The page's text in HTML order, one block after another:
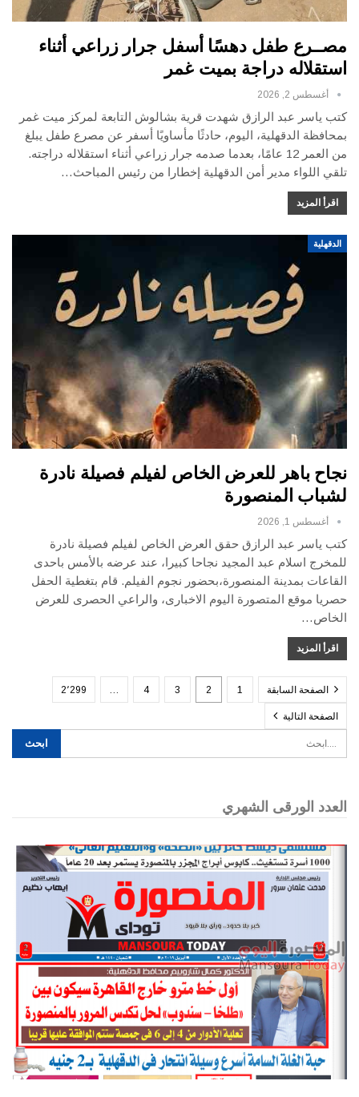
مصــرع طفل دهسًا أسفل جرار زراعي أثناء
استقلاله دراجة بميت غمر
أغسطس 2, 2026
كتب ياسر عبد الرازق شهدت قرية بشالوش التابعة لمركز ميت غمر
بمحافظة الدقهلية، اليوم، حادثًا مأساويًا أسفر عن مصرع طفل يبلغ
من العمر 12 عامًا، بعدما صدمه جرار زراعي أثناء استقلاله دراجته.
تلقي اللواء مدير أمن الدقهلية إخطارا من رئيس المباحث…
اقرأ المزيد
الدقهلية
نجاح باهر للعرض الخاص لفيلم فصيلة نادرة
لشباب المنصورة
أغسطس 1, 2026
كتب ياسر عبد الرازق حقق العرض الخاص لفيلم فصيلة نادرة
للمخرج اسلام عبد المجيد نجاحا كبيرا، عند عرضه بالأمس باحدى
القاعات بمدينة المنصورة،بحضور نجوم الفيلم. قام بتغطية الحفل
حصريا موقع المتصورة اليوم الاخبارى، والراعي الحصرى للعرض
الخاص…
اقرأ المزيد
الصفحة السابقة 1
2
3
4
… 2٬299
الصفحة التالية
العدد الورقى الشهري